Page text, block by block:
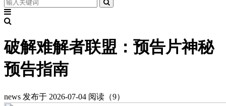
破解难解者联盟：预告片神秘
预告指南
news 发布于 2026-07-04 阅读（9）